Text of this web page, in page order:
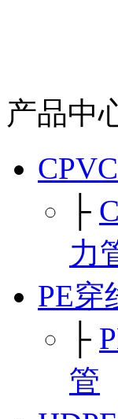
产品中
├
力
PE穿
├
管